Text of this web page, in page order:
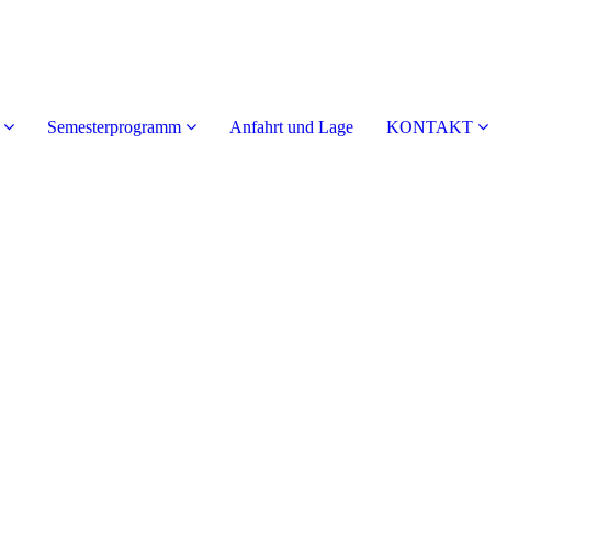
Semesterprogramm Anfahrt und Lage KONTAKT